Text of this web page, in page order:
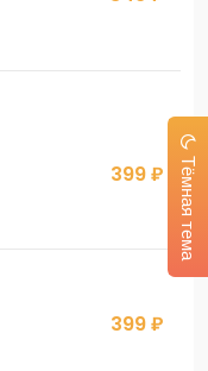
399 ₽
399 ₽
Тёмная тема